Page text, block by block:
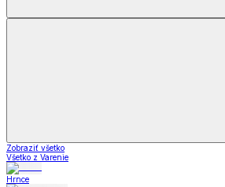
Zobraziť všetko
Všetko z Varenie
Hrnce